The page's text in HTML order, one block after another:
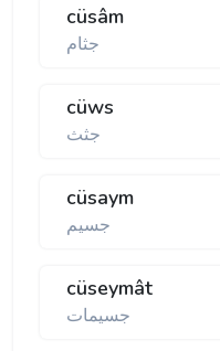
cüsâm
جثام
cüws
جثث
cüsaym
جسيم
cüseymât
جسيمات